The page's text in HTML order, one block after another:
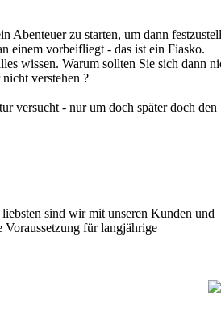
Abenteuer zu starten, um dann
einem vorbeifliegt - das ist ein Fiasko.
wissen. Warum sollten Sie sich dann
verstehen ?
versucht - nur um doch später doch den
sind wir mit unseren Kunden und
für langjährige